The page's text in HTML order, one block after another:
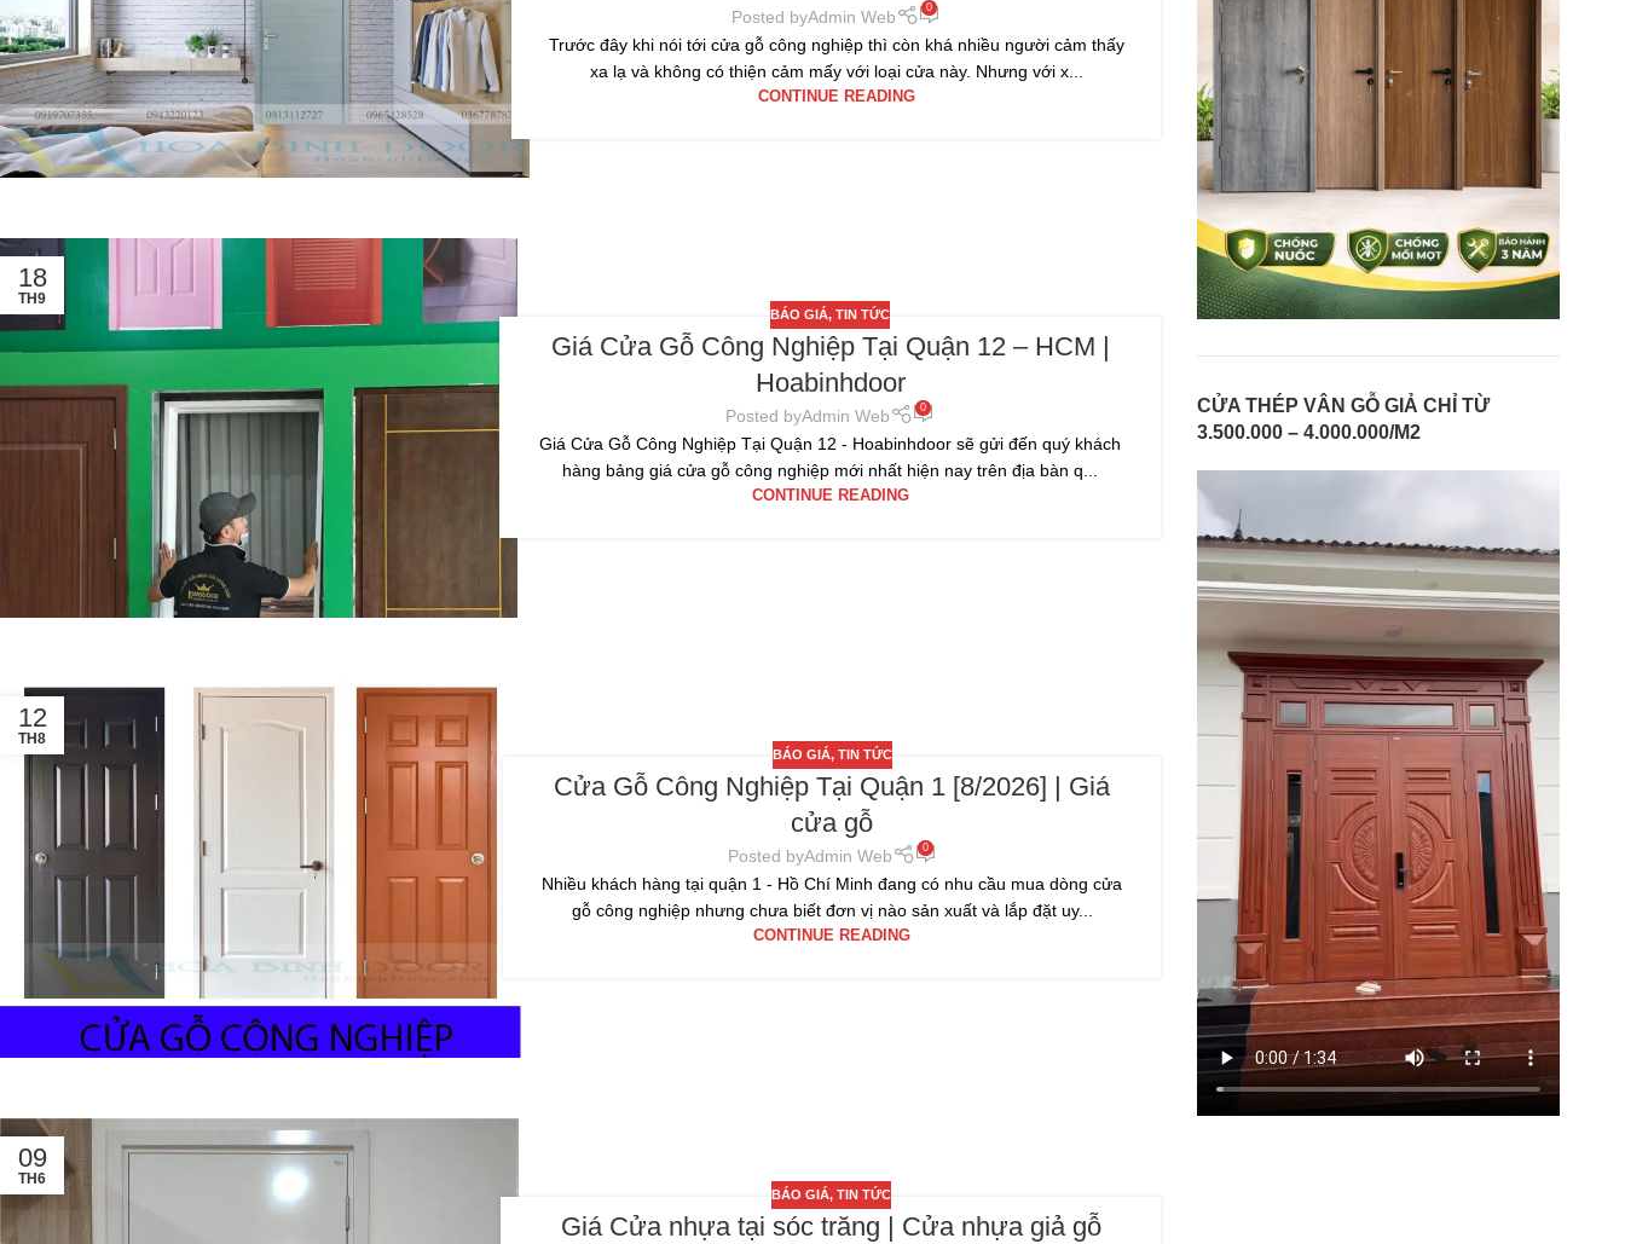
Posted byAdmin Web 0
Trước đây khi nói tới cửa gỗ công nghiệp thì còn khá nhiều người cảm thấy
xa lạ và không có thiện cảm mấy với loại cửa này. Nhưng với x...
CONTINUE READING
18
TH9
BÁO GIÁ,TIN TỨC
Giá Cửa Gỗ Công Nghiệp Tại Quận 12 – HCM |
Hoabinhdoor
Posted byAdmin Web 0
Giá Cửa Gỗ Công Nghiệp Tại Quận 12 - Hoabinhdoor sẽ gửi đến quý khách
hàng bảng giá cửa gỗ công nghiệp mới nhất hiện nay trên địa bàn q...
CONTINUE READING
12
TH8
BÁO GIÁ, TIN TỨC
Cửa Gỗ Công Nghiệp Tại Quận 1 [8/2026] | Giá
cửa gỗ
Posted byAdmin Web 0
Nhiều khách hàng tại quận 1 - Hồ Chí Minh đang có nhu cầu mua dòng cửa
gỗ công nghiệp nhưng chưa biết đơn vị nào sản xuất và lắp đặt uy...
CONTINUE READING
09
TH6
BÁO GIÁ, TIN TỨC
Giá Cửa nhựa tại sóc trăng | Cửa nhựa giả gỗ
CỬA THÉP VÂN GỖ GIẢ CHỈ TỪ
3.500.000 – 4.000.000/M2